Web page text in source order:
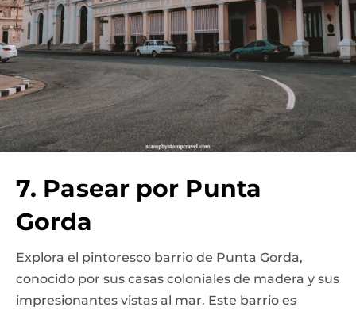
7. Pasear por Punta
Gorda
Explora el pintoresco barrio de Punta Gorda,
conocido por sus casas coloniales de madera y sus
impresionantes vistas al mar. Este barrio es